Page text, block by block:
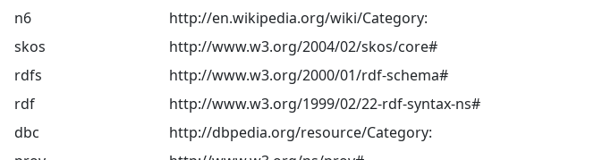
n6
http://en.wikipedia.org/wiki/Category:
skos
http://www.w3.org/2004/02/skos/core#
rdfs
http://www.w3.org/2000/01/rdf-schema#
rdf
http://www.w3.org/1999/02/22-rdf-syntax-ns#
dbc
http://dbpedia.org/resource/Category: